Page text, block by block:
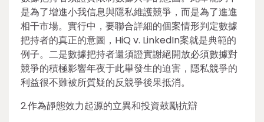
是為了增進小我信息與隱私維護競爭，而是為了進進
相干市場。實行中，要聯合詳細的個案情形判定數據
把持者的真正的意圖，HiQ v. LinkedIn案就是典範的
例子。二是數據把持者還須證實謝絕開放必須數據對
競爭的積極影響年夜于此舉發生的迫害，隱私競爭的
利益很不難被所質疑的反競爭後果抵消。
2.作為靜態效力起源的立異和投資鼓勵抗辯